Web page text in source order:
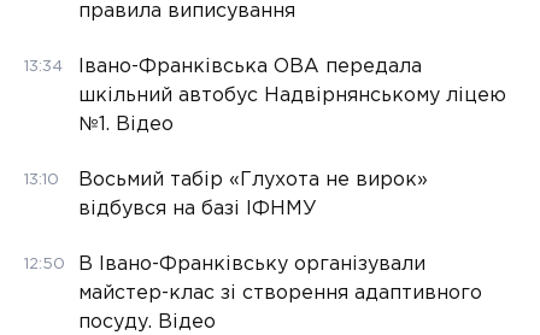
правила виписування
13:34
Івано-Франківська ОВА передала
шкільний автобус Надвірнянському ліцею
№1. Відео
13:10
Восьмий табір «Глухота не вирок»
відбувся на базі ІФНМУ
12:50
В Івано-Франківську організували
майстер-клас зі створення адаптивного
посуду. Відео